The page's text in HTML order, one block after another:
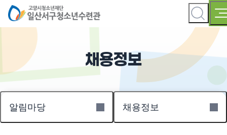
채용정보
알림마당 채용정보